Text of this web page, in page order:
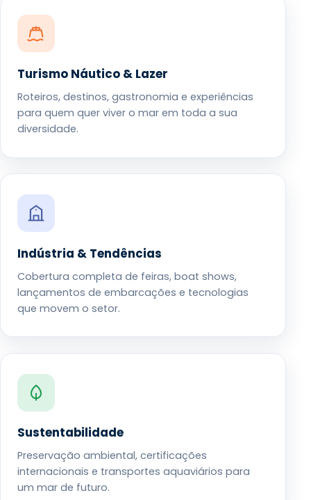
Turismo Náutico & Lazer
Roteiros, destinos, gastronomia e experiências
para quem quer viver o mar em toda a sua
diversidade.
Indústria & Tendências
Cobertura completa de feiras, boat shows,
lançamentos de embarcações e tecnologias
que movem o setor.
Sustentabilidade
Preservação ambiental, certificações
internacionais e transportes aquaviários para
um mar de futuro.